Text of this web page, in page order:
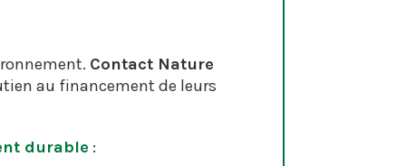
Contact Nature
au financement de leurs
durable :